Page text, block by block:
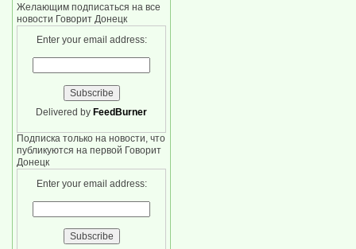
Желающим подписаться на все
новости Говорит Донецк
Enter your email address:
Delivered by FeedBurner
Подписка только на новости, что
публикуются на первой Говорит
Донецк
Enter your email address: